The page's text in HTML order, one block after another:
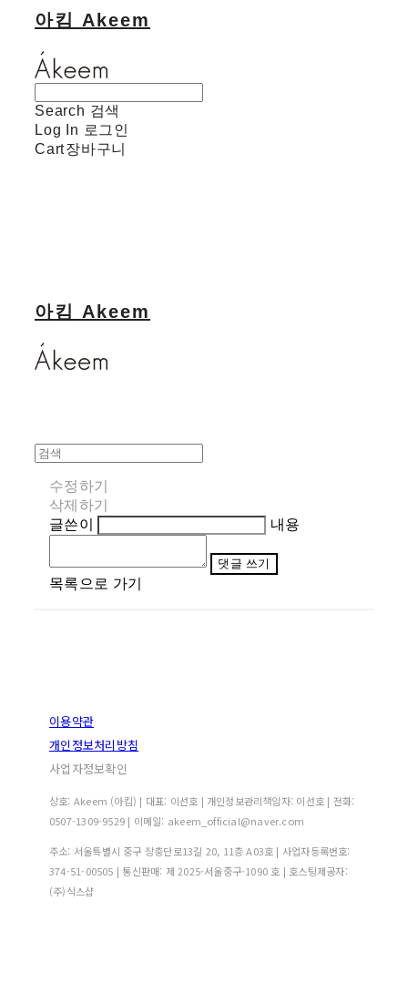
아킴 Akeem
Search 검색
Log In 로그인
Cart장바구니
아킴 Akeem
수정하기
삭제하기
글쓴이
내용
댓글 쓰기
목록으로 가기
이용약관
개인정보처리방침
사업자정보확인
상호: Akeem (아킴) | 대표: 이선호 | 개인정보관리책임자: 이선호 | 전화:
0507-1309-9529 | 이메일: akeem_official@naver.com
주소: 서울특별시 중구 장충단로13길 20, 11층 A03호 | 사업자등록번호:
374-51-00505 | 통신판매: 제 2025-서울중구-1090 호 | 호스팅제공자:
(주)식스샵